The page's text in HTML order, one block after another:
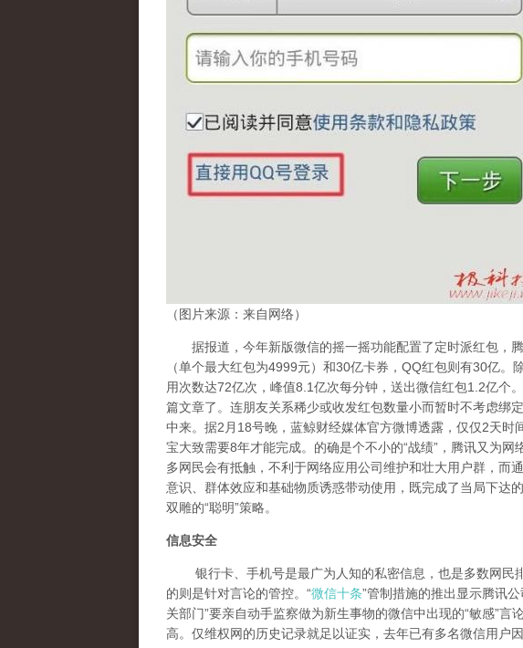
（图片来源：来自网络）
据报道，今年新版微信的摇一摇功能配置了定时派红包，
（单个最大红包为4999元）和30亿卡券，QQ红包则有30亿
用次数达72亿次，峰值8.1亿次每分钟，送出微信红包1.2亿个。
篇文章了。连朋友关系稀少或收发红包数量小而暂时不考虑绑
中来。据2月18号晚，蓝鲸财经媒体官方微博透露，仅仅2天
宝大致需要8年才能完成。的确是个不小的“战绩”，腾讯又为网
多网民会有抵触，不利于网络应用公司维护和壮大用户群，而
意识、群体效应和基础物质诱惑带动使用，既完成了当局下达
双雕的“聪明”策略。
信息安全
银行卡、手机号是最广为人知的私密信息，也是多数网民
的则是针对言论的管控。“微信十条”管制措施的推出显示腾讯
关部门”要亲自动手监察做为新生事物的微信中出现的“敏感”
高。仅维权网的历史记录就足以证实，去年已有多名微信用户